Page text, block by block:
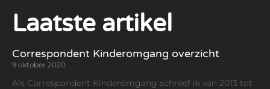
Laatste artikel
Correspondent Kinderomgang overzicht
9 oktober 2020
Als Correspondent Kinderomgang schreef ik van 2013 tot